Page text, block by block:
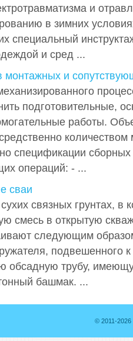
и
в зимних
специальный
и сред ...
монтажных и
подготовительные,
работы.
спецификации
операций: - ...
сваи
связных грунтах, в
смесь в открытую
следующим
подвешенного к
обсадную трубу,
башмак. ...
© 2011-2026